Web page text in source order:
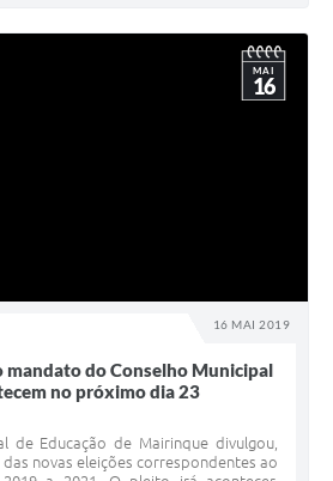
16 MAI 2019
MAI
16
mandato do Conselho Municipal
no próximo dia 23
de Educação de Mairinque divulgou,
novas eleições correspondentes ao